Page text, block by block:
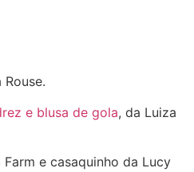
e blusa de gola, da Luiza
e casaquinho da Lucy